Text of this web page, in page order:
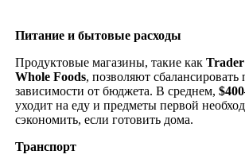
Питание и бытовые расходы
Продуктовые магазины, такие как Trader
Whole Foods, позволяют сбалансировать
зависимости от бюджета. В среднем,
уходит на еду и предметы первой
сэкономить, если готовить дома.
Транспорт